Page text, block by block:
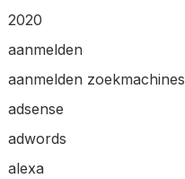
2020
aanmelden
aanmelden zoekmachines
adsense
adwords
alexa